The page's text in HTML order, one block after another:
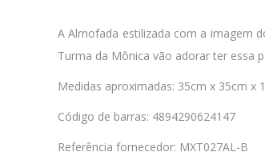
A Almofada estilizada com a imagem
Turma da Mônica vão adorar ter essa
Medidas aproximadas: 35cm x 35cm x
Código de barras: 4894290624147
Referência fornecedor: MXT027AL-B